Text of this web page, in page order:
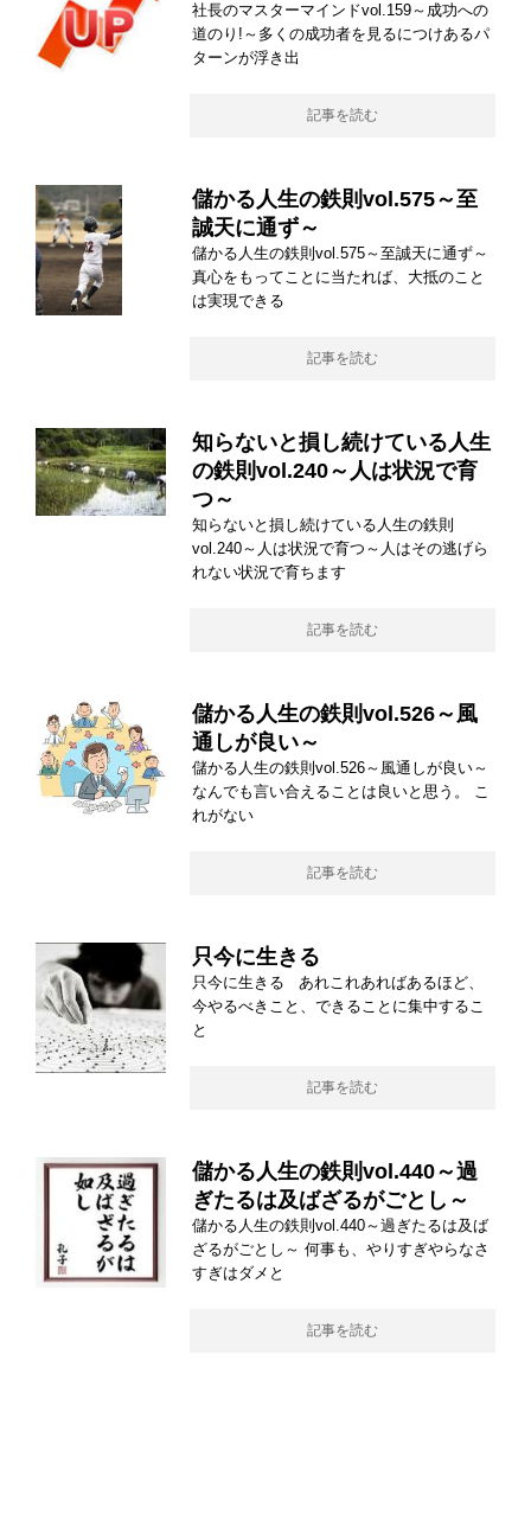
社長のマスターマインドvol.159～成功への
道のり!～多くの成功者を見るにつけあるパ
ターンが浮き出
記事を読む
儲かる人生の鉄則vol.575～至
誠天に通ず～
儲かる人生の鉄則vol.575～至誠天に通ず～
真心をもってことに当たれば、大抵のこと
は実現できる
記事を読む
知らないと損し続けている人生
の鉄則vol.240～人は状況で育
つ～
知らないと損し続けている人生の鉄則
vol.240～人は状況で育つ～人はその逃げら
れない状況で育ちます
記事を読む
儲かる人生の鉄則vol.526～風
通しが良い～
儲かる人生の鉄則vol.526～風通しが良い～
なんでも言い合えることは良いと思う。 こ
れがない
記事を読む
只今に生きる
只今に生きる あれこれあればあるほど、
今やるべきこと、できることに集中するこ
と
記事を読む
儲かる人生の鉄則vol.440～過
ぎたるは及ばざるがごとし～
儲かる人生の鉄則vol.440～過ぎたるは及ば
ざるがごとし～ 何事も、やりすぎやらなさ
すぎはダメと
記事を読む